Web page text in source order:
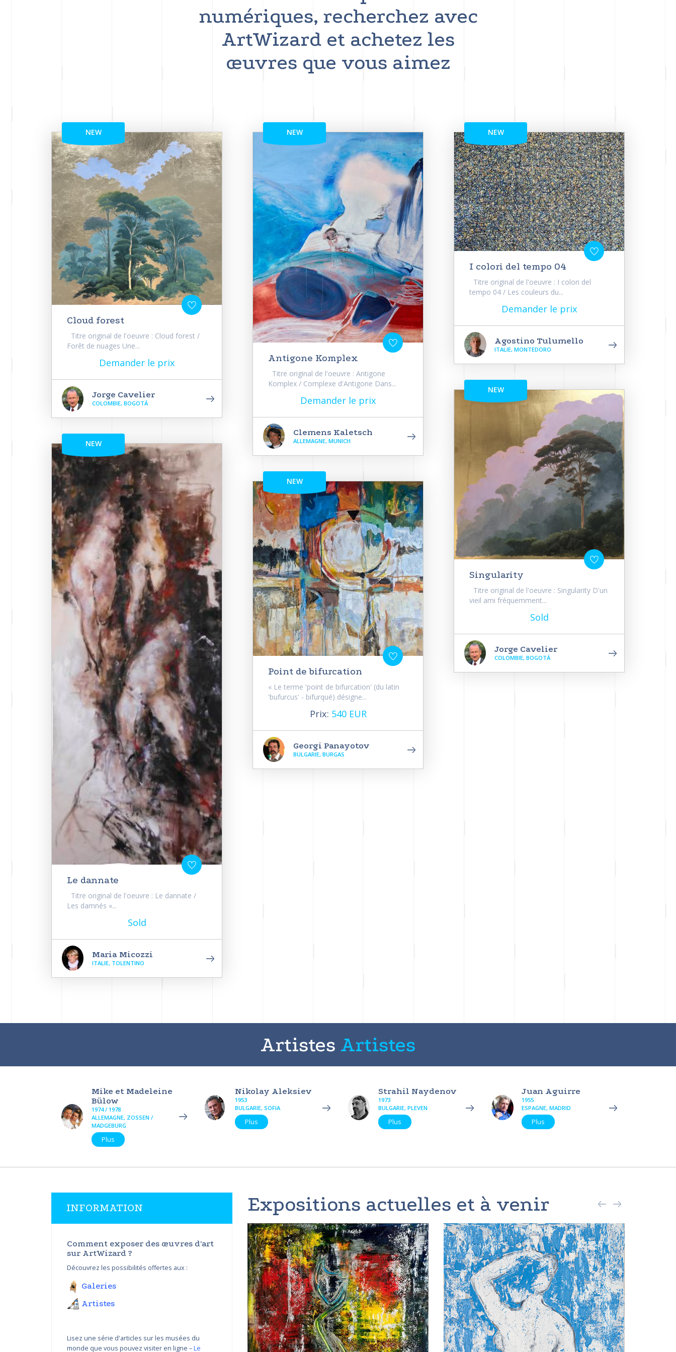
numériques, recherchez avec
ArtWizard et achetez les
œuvres que vous aimez
NEW
Cloud forest
Titre original de l'oeuvre : Cloud forest /
Forêt de nuages Une...
Demander le prix
Jorge Cavelier
COLOMBIE, BOGOTÁ
NEW
Le dannate
Titre original de l'oeuvre : Le dannate /
Les damnés «...
Sold
Maria Micozzi
ITALIE, TOLENTINO
NEW
Antigone Komplex
Titre original de l'oeuvre : Antigone
Komplex / Complexe d'Antigone Dans...
Demander le prix
Clemens Kaletsch
ALLEMAGNE, MUNICH
NEW
Point de bifurcation
« Le terme 'point de bifurcation' (du latin
'bufurcus' - bifurqué) désigne...
Prix: 540 EUR
Georgi Panayotov
BULGARIE, BURGAS
NEW
I colori del tempo 04
Titre original de l'oeuvre : I colori del
tempo 04 / Les couleurs du...
Demander le prix
Agostino Tulumello
ITALIE, MONTEDORO
NEW
Singularity
Titre original de l'oeuvre : Singularity D'un
vieil ami fréquemment...
Sold
Jorge Cavelier
COLOMBIE, BOGOTÁ
Artistes Artistes
Mike et Madeleine
Bülow
1974 / 1978
ALLEMAGNE, ZOSSEN /
MADGEBURG
Plus
Nikolay Aleksiev
1953
BULGARIE, SOFIA
Plus
Strahil Naydenov
1973
BULGARIE, PLEVEN
Plus
Juan Aguirre
1955
ESPAGNE, MADRID
Plus
INFORMATION
Comment exposer des œuvres d'art
sur ArtWizard ?
Découvrez les possibilités offertes aux :
Galeries
Artistes
Lisez une série d'articles sur les musées du
monde que vous pouvez visiter en ligne –Le
Expositions actuelles et à venir